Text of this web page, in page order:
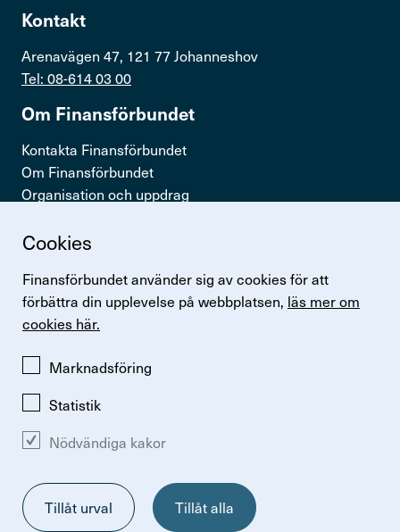
Cookies
Finansförbundet använder sig av cookies för att
förbättra din upplevelse på webbplatsen, läs mer om
cookies här.
Marknadsföring
Statistik
Nödvändiga kakor
Tillåt urval Tillåt alla
Kontakt
Arenavägen 47, 121 77 Johanneshov
Tel: 08-614 03 00
Om Finans­för­bundet
Kontakta Finansförbundet
Om Finansförbundet
Organisation och uppdrag
Snabb­länkar
Logga in
Lönestatistik
Finansförbundets kollektivavtal
Perspektiv
Ändra inställningar för kakor
Så hanterar vi personuppgifter